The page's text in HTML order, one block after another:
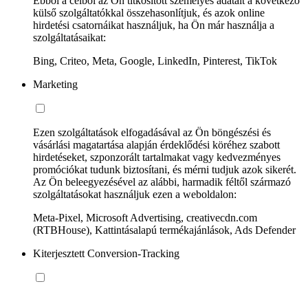
külső szolgáltatókkal összehasonlítjuk, és azok online
hirdetési csatornáikat használjuk, ha Ön már használja a
szolgáltatásaikat:
Bing, Criteo, Meta, Google, LinkedIn, Pinterest, TikTok
Marketing
Ezen szolgáltatások elfogadásával az Ön böngészési és
vásárlási magatartása alapján érdeklődési köréhez szabott
hirdetéseket, szponzorált tartalmakat vagy kedvezményes
promóciókat tudunk biztosítani, és mérni tudjuk azok sikerét.
Az Ön beleegyezésével az alábbi, harmadik féltől származó
szolgáltatásokat használjuk ezen a weboldalon:
Meta-Pixel, Microsoft Advertising, creativecdn.com
(RTBHouse), Kattintásalapú termékajánlások, Ads Defender
Kiterjesztett Conversion-Tracking